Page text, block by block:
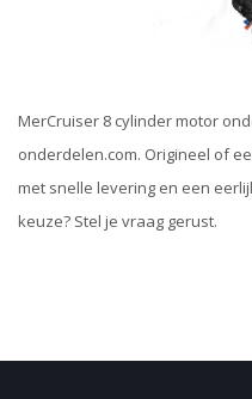
MerCruiser 8 cylinder motor
onderdelen.com. Origineel of
met snelle levering en een
keuze? Stel je vraag gerust.